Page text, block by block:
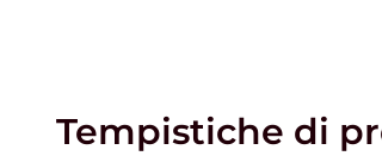
Tempistiche di